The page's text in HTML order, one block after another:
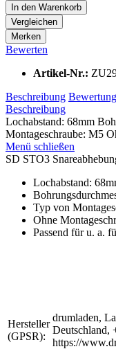
In den Warenkorb
Vergleichen
Merken
Bewerten
Artikel-Nr.:
Beschreibung
Beschreibung
Lochabstand: 68mm
Montageschraube: M5
Menü schließen
SD STO3
Lochabstand:
Typ von
Ohne
Passend für u. a.
Hersteller
(GPSR):
drumladen,
Deutschland,
https://